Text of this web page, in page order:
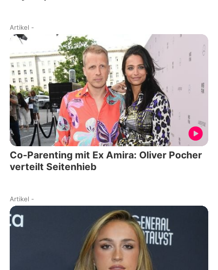
Artikel -
Co-Parenting mit Ex Amira: Oliver Pocher
verteilt Seitenhieb
Artikel -